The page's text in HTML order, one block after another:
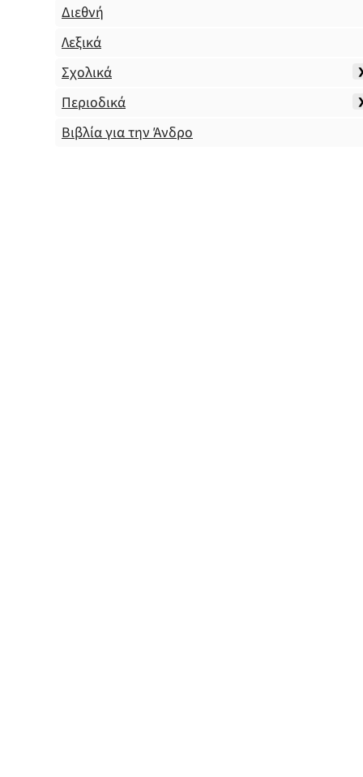
Διεθνή
Λεξικά
Σχολικά
Περιοδικά
Βιβλία για την Άνδρο